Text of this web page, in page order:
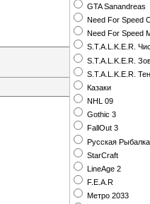
GTA Sanandreas
Need For Speed
Need For Speed
S.T.A.L.K.E.R.
S.T.A.L.K.E.R.
S.T.A.L.K.E.R.
Казаки
NHL 09
Gothic 3
FallOut 3
Русская
StarCraft
LineAge 2
F.E.A.R
Метро 2033